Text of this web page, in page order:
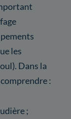
les
Dans la
:
;